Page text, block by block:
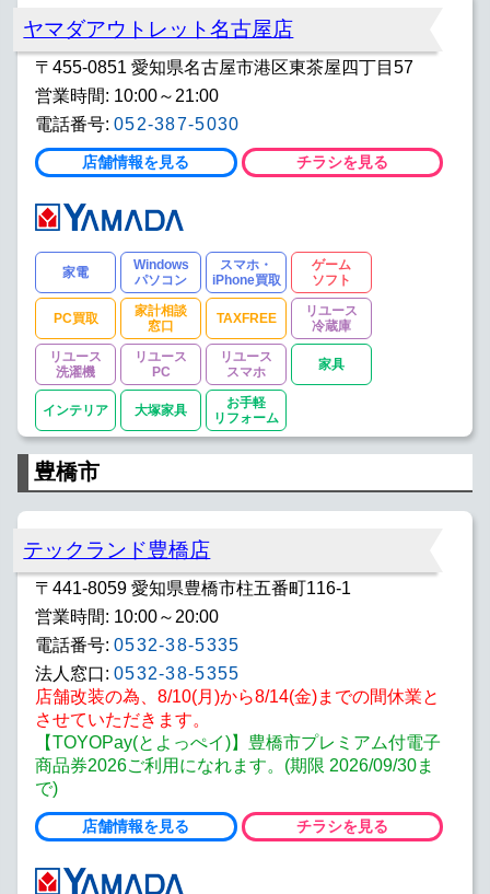
ヤマダアウトレット名古屋店
〒455-0851 愛知県名古屋市港区東茶屋四丁目57
営業時間: 10:00～21:00
電話番号: 052-387-5030
店舗情報を見る チラシを見る
家電
Windows
パソコン
スマホ・
iPhone買取
ゲーム
ソフト
PC買取
家計相談
窓口
TAXFREE
リユース
冷蔵庫
リユース
洗濯機
リユース
PC
リユース
スマホ
家具
インテリア 大塚家具
お手軽
リフォーム
豊橋市
テックランド豊橋店
〒441-8059 愛知県豊橋市柱五番町116-1
営業時間: 10:00～20:00
電話番号: 0532-38-5335
法人窓口: 0532-38-5355
店舗改装の為、8/10(月)から8/14(金)までの間休業と
させていただきます。
【TOYOPay(とよっぺイ)】豊橋市プレミアム付電子
商品券2026ご利用になれます。(期限 2026/09/30ま
で)
店舗情報を見る チラシを見る